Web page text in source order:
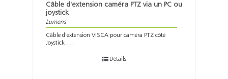
Câble d'extension caméra PTZ via un PC ou
joystick
Lumens
Câble d'extension VISCA pour caméra PTZ côté
Joystick . . .
Détails